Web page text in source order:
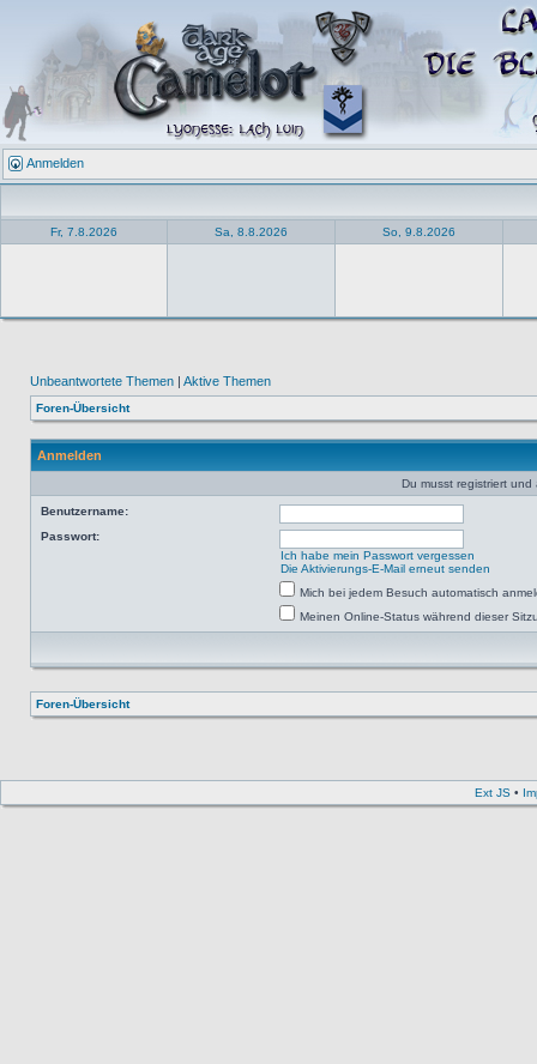
Anmelden
Fr, 7.8.2026 Sa, 8.8.2026 So, 9.8.2026
Unbeantwortete Themen | Aktive Themen
Foren-Übersicht
Anmelden
Du musst registriert
Benutzername:
Passwort:
Ich habe mein Passwort vergessen
Die Aktivierungs-E-Mail erneut senden
Mich bei jedem Besuch automatisch
Meinen Online-Status während dieser
Foren-Übersicht
Ext JS •